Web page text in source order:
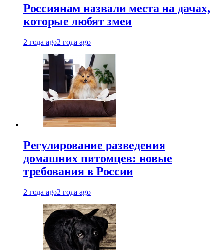
Россиянам назвали места на дачах,
которые любят змеи
2 года ago2 года ago
Регулирование разведения
домашних питомцев: новые
требования в России
2 года ago2 года ago